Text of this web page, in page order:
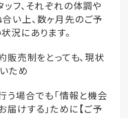
ッフ、それぞれの体調や
い上、数ヶ月先のご予
況にあります。
販売制をとっても、現状
ため
う場合でも「情報と機会
届けする」ために【ご予